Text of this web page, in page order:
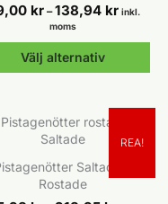
kr – 138,94 kr inkl.
moms
Välj alternativ
produkten
har
flera
varianter.
De
REA!
Saltade &
Rostade